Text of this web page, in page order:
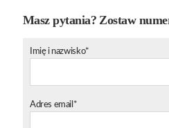
Masz pytania? Zostaw
Imię i nazwisko*
Adres email*